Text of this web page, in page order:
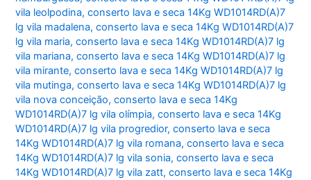
vila leolpodina,conserto lava e seca 14Kg WD1014RD(A)7
lg vila madalena,conserto lava e seca 14Kg WD1014RD(A)7
lg vila maria,conserto lava e seca 14Kg WD1014RD(A)7 lg
vila mariana,conserto lava e seca 14Kg WD1014RD(A)7 lg
vila mirante,conserto lava e seca 14Kg WD1014RD(A)7 lg
vila mutinga,conserto lava e seca 14Kg WD1014RD(A)7 lg
vila nova conceição,conserto lava e seca 14Kg
WD1014RD(A)7 lg vila olímpia,conserto lava e seca 14Kg
WD1014RD(A)7 lg vila progredior,conserto lava e seca
14Kg WD1014RD(A)7 lg vila romana,conserto lava e seca
14Kg WD1014RD(A)7 lg vila sonia,conserto lava e seca
14Kg WD1014RD(A)7 lg vila zatt,conserto lava e seca 14Kg